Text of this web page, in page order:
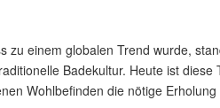
zu einem globalen Trend wurde,
Badekultur. Heute ist
Wohlbefinden die nötige